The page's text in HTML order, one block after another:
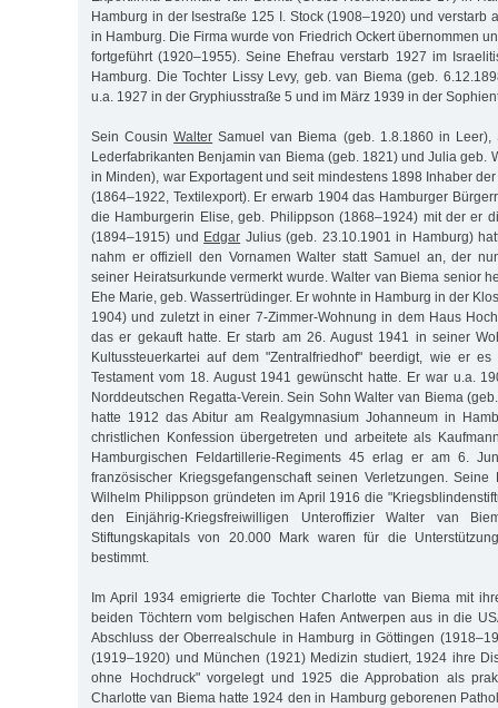
Hamburg in der Isestraße 125 I. Stock (1908–1920) und verstarb
in Hamburg. Die Firma wurde von Friedrich Ockert übernommen
fortgeführt (1920–1955). Seine Ehefrau verstarb 1927 im
Hamburg. Die Tochter Lissy Levy, geb. van Biema (geb.
u.a. 1927 in der Gryphiusstraße 5 und im März 1939 in der
Sein CousinWalter Samuel van Biema (geb. 1.8.1860 in Leer),
Lederfabrikanten Benjamin van Biema (geb. 1821) und Julia geb.
in Minden), war Exportagent und seit mindestens 1898 Inhaber
(1864–1922, Textilexport). Er erwarb 1904 das Hamburger
die Hamburgerin Elise, geb. Philippson (1868–1924) mit der er
(1894–1915) und Edgar Julius (geb. 23.10.1901 in Hamburg)
nahm er offiziell den Vornamen Walter statt Samuel an, der
seiner Heiratsurkunde vermerkt wurde. Walter van Biema senior
Ehe Marie, geb. Wassertrüdinger. Er wohnte in Hamburg in der
1904) und zuletzt in einer 7-Zimmer-Wohnung in dem Haus
das er gekauft hatte. Er starb am 26. August 1941 in seiner
Kultussteuerkartei auf dem "Zentralfriedhof" beerdigt, wie er
Testament vom 18. August 1941 gewünscht hatte. Er war u.a.
Norddeutschen Regatta-Verein. Sein Sohn Walter van Biema
hatte 1912 das Abitur am Realgymnasium Johanneum in
christlichen Konfession übergetreten und arbeitete als
Hamburgischen Feldartillerie-Regiments 45 erlag er am 6.
französischer Kriegsgefangenschaft seinen Verletzungen.
Wilhelm Philippson gründeten im April 1916 die
den Einjährig-Kriegsfreiwilligen Unteroffizier Walter van
Stiftungskapitals von 20.000 Mark waren für die
bestimmt.
Im April 1934 emigrierte die Tochter Charlotte van Biema mit
beiden Töchtern vom belgischen Hafen Antwerpen aus in die
Abschluss der Oberrealschule in Hamburg in Göttingen
(1919–1920) und München (1921) Medizin studiert, 1924 ihre
ohne Hochdruck" vorgelegt und 1925 die Approbation als
Charlotte van Biema hatte 1924 den in Hamburg geborenen